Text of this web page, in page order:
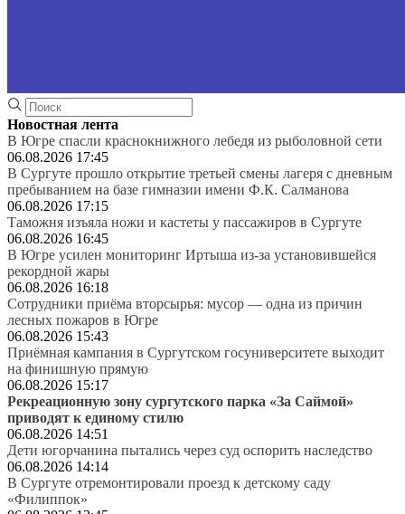
Новостная лента
В Югре спасли краснокнижного лебедя из рыболовной сети
06.08.2026 17:45
В Сургуте прошло открытие третьей смены лагеря с дневным
пребыванием на базе гимназии имени Ф.К. Салманова
06.08.2026 17:15
Таможня изъяла ножи и кастеты у пассажиров в Сургуте
06.08.2026 16:45
В Югре усилен мониторинг Иртыша из-за установившейся
рекордной жары
06.08.2026 16:18
Сотрудники приёма вторсырья: мусор — одна из причин
лесных пожаров в Югре
06.08.2026 15:43
Приёмная кампания в Сургутском госуниверситете выходит
на финишную прямую
06.08.2026 15:17
Рекреационную зону сургутского парка «За Саймой»
приводят к единому стилю
06.08.2026 14:51
Дети югорчанина пытались через суд оспорить наследство
06.08.2026 14:14
В Сургуте отремонтировали проезд к детскому саду
«Филиппок»